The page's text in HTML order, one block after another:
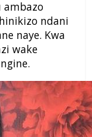
ambazo
ndani
naye. Kwa
wake